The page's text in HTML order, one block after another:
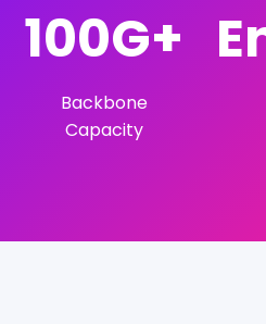
100G+
Backbone
Capacity